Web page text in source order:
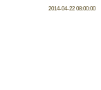
2014-04-22 08:00:00